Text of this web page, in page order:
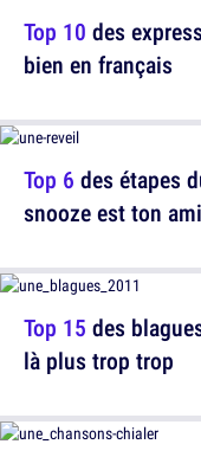
Top 10 des
bien en français
Top 15 des
là plus trop trop
Top 6 des étapes
snooze est ton ami